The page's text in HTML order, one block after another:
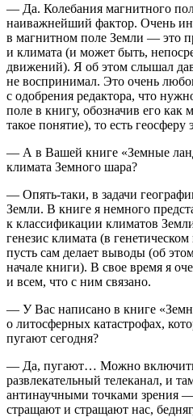
— Да. Колебания магнитного
наиважнейший фактор. Очень
в магнитном поле Земли — это
и климата (и может быть,
движений). Я об этом слышал
не воспринимал. Это очень
с одобрения редактора, что
поле в книгу, обозначив его как
такое понятие), то есть геосферу
— А в Вашей книге «Земные
климата Земного шара?
— Опять-таки, в задачи
Земли. В книге я немного
к классификации климатов
генезис климата (в
пусть сам делает выводы (об
начале книги). В свое время я
и всем, что с ним связано.
— У Вас написано в книге
о литосферных катастрофах,
пугают сегодня?
— Да, пугают… Можно
развлекательный телеканал, и
антинаучными точками зрения
стращают и стращают нас,